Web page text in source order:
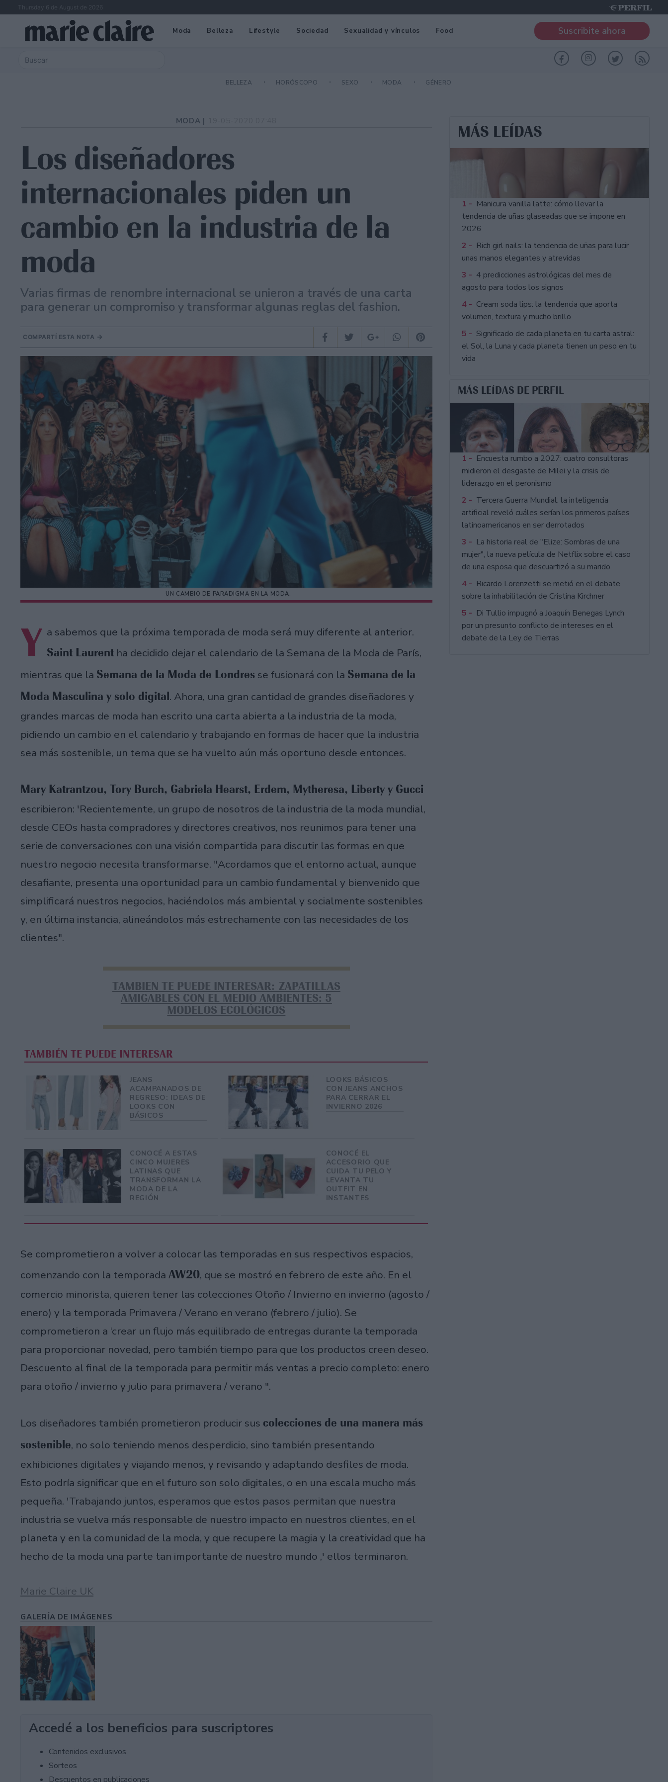
Thursday 6 de August de 2026
Moda Belleza Lifestyle Sociedad Sexualidad y vínculos Food Suscribite ahora
BELLEZA HORÓSCOPO SEXO MODA GÉNERO
MODA |
Los diseñadores
internacionales piden un
cambio en la industria de la
moda
Varias firmas de renombre internacional se unieron a través de una carta
para generar un compromiso y transformar algunas reglas del fashion.
COMPARTÍ ESTA NOTA
UN CAMBIO DE PARADIGMA EN LA MODA.
Y a sabemos que la próxima temporada de moda será muy diferente al anterior.
Saint Laurent ha decidido dejar el calendario de la Semana de la Moda de París,
mientras que la Semana de la Moda de Londres se fusionará con la Semana de la
Moda Masculina y solo digital. Ahora, una gran cantidad de grandes diseñadores y
grandes marcas de moda han escrito una carta abierta a la industria de la moda,
pidiendo un cambio en el calendario y trabajando en formas de hacer que la industria
sea más sostenible, un tema que se ha vuelto aún más oportuno desde entonces.
Mary Katrantzou, Tory Burch, Gabriela Hearst, Erdem, Mytheresa, Liberty y Gucci
escribieron: 'Recientemente, un grupo de nosotros de la industria de la moda mundial,
desde CEOs hasta compradores y directores creativos, nos reunimos para tener una
serie de conversaciones con una visión compartida para discutir las formas en que
nuestro negocio necesita transformarse. "Acordamos que el entorno actual, aunque
desafiante, presenta una oportunidad para un cambio fundamental y bienvenido que
simplificará nuestros negocios, haciéndolos más ambiental y socialmente sostenibles
y, en última instancia, alineándolos más estrechamente con las necesidades de los
clientes".
TAMBIEN TE PUEDE INTERESAR: ZAPATILLAS
AMIGABLES CON EL MEDIO AMBIENTES: 5
MODELOS ECOLÓGICOS
TAMBIÉN TE PUEDE INTERESAR
JEANS
ACAMPANADOS DE
REGRESO: IDEAS DE
LOOKS CON
BÁSICOS
LOOKS BÁSICOS
CON JEANS ANCHOS
PARA CERRAR EL
INVIERNO 2026
CONOCÉ A ESTAS
CINCO MUJERES
LATINAS QUE
TRANSFORMAN LA
MODA DE LA
REGIÓN
CONOCÉ EL
ACCESORIO QUE
CUIDA TU PELO Y
LEVANTA TU
OUTFIT EN
INSTANTES
Se comprometieron a volver a colocar las temporadas en sus respectivos espacios,
comenzando con la temporada AW20, que se mostró en febrero de este año. En el
comercio minorista, quieren tener las colecciones Otoño / Invierno en invierno (agosto /
enero) y la temporada Primavera / Verano en verano (febrero / julio). Se
comprometieron a ‘crear un flujo más equilibrado de entregas durante la temporada
para proporcionar novedad, pero también tiempo para que los productos creen deseo.
Descuento al final de la temporada para permitir más ventas a precio completo: enero
para otoño / invierno y julio para primavera / verano ".
Los diseñadores también prometieron producir sus colecciones de una manera más
sostenible, no solo teniendo menos desperdicio, sino también presentando
exhibiciones digitales y viajando menos, y revisando y adaptando desfiles de moda.
Esto podría significar que en el futuro son solo digitales, o en una escala mucho más
pequeña. 'Trabajando juntos, esperamos que estos pasos permitan que nuestra
industria se vuelva más responsable de nuestro impacto en nuestros clientes, en el
planeta y en la comunidad de la moda, y que recupere la magia y la creatividad que ha
hecho de la moda una parte tan importante de nuestro mundo ,' ellos terminaron.
Marie Claire UK
GALERÍA DE IMÁGENES
Accedé a los beneficios para suscriptores
Contenidos exclusivos
Sorteos
Descuentos en publicaciones
MÁS LEÍDAS
1 - Manicura vanilla latte: cómo llevar la
tendencia de uñas glaseadas que se impone en
2026
2 - Rich girl nails: la tendencia de uñas para lucir
unas manos elegantes y atrevidas
3 - 4 predicciones astrológicas del mes de
agosto para todos los signos
4 - Cream soda lips: la tendencia que aporta
volumen, textura y mucho brillo
5 - Significado de cada planeta en tu carta astral:
el Sol, la Luna y cada planeta tienen un peso en tu
vida
MÁS LEÍDAS DE PERFIL
1 - Encuesta rumbo a 2027: cuatro consultoras
midieron el desgaste de Milei y la crisis de
liderazgo en el peronismo
2 - Tercera Guerra Mundial: la inteligencia
artificial reveló cuáles serían los primeros países
latinoamericanos en ser derrotados
3 - La historia real de "Elize: Sombras de una
mujer", la nueva película de Netflix sobre el caso
de una esposa que descuartizó a su marido
4 - Ricardo Lorenzetti se metió en el debate
sobre la inhabilitación de Cristina Kirchner
5 - Di Tullio impugnó a Joaquín Benegas Lynch
por un presunto conflicto de intereses en el
debate de la Ley de Tierras